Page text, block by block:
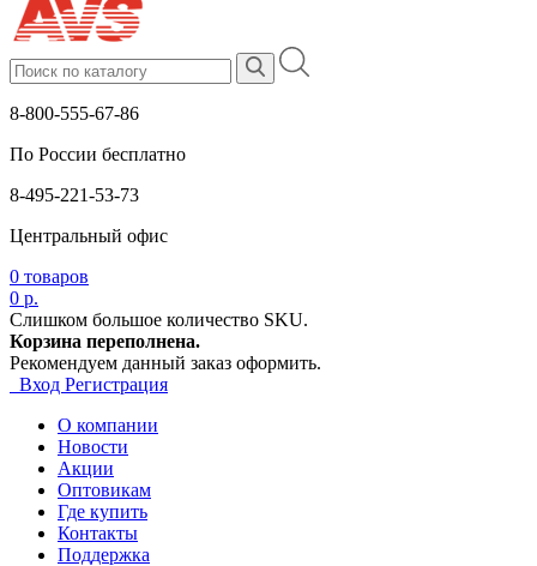
8-800-555-67-86
По России бесплатно
8-495-221-53-73
Центральный офис
0 товаров
0 р.
Слишком большое количество SKU.
Корзина переполнена.
Рекомендуем данный заказ оформить.
Вход Регистрация
О компании
Новости
Акции
Оптовикам
Где купить
Контакты
Поддержка